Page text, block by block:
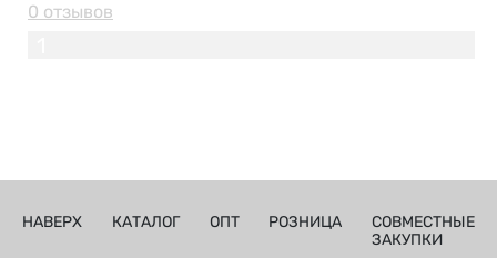
0 отзывов
НАВЕРХ КАТАЛОГ ОПТ РОЗНИЦА
СОВМЕСТНЫЕ
ЗАКУПКИ